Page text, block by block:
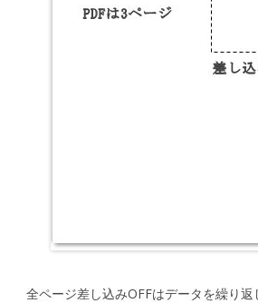
全ページ差し込みOFFはデータを繰り